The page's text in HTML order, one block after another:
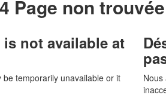
Page non trouvée
not available at
temporarily unavailable or it